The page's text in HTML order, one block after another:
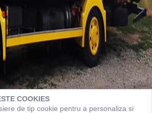
COOKIES
de tip cookie pentru a personaliza si